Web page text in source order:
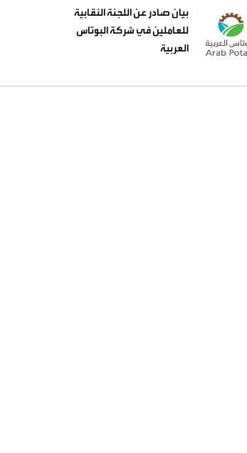
بيان صادر عن اللجنة النقابية
للعاملين في شركة البوتاس
العربية